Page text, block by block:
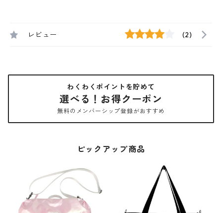
レビュー (2)
わくわくポイントを貯めて
選べる！お得クーポン
無料のメンバーシップ登録がおすすめ
ピックアップ商品